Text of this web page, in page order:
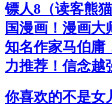
镖人8（读客熊
国漫画！漫画大
知名作家马伯庸
力推荐！信念越
你喜欢的不是女